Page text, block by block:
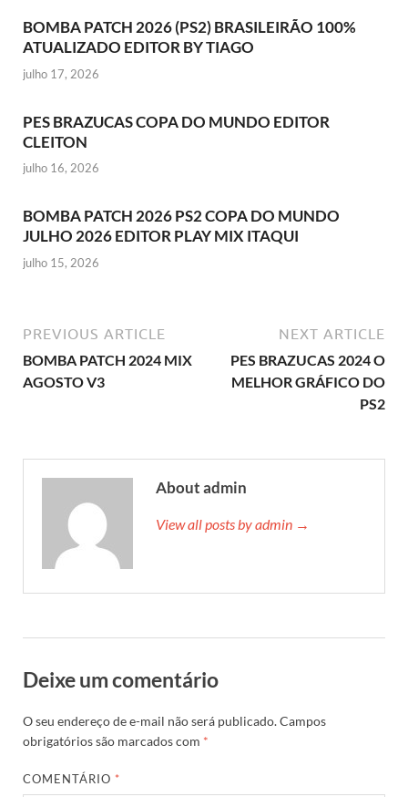
BOMBA PATCH 2026 (PS2) BRASILEIRÃO 100%
ATUALIZADO EDITOR BY TIAGO
julho 17, 2026
PES BRAZUCAS COPA DO MUNDO EDITOR
CLEITON
julho 16, 2026
BOMBA PATCH 2026 PS2 COPA DO MUNDO
JULHO 2026 EDITOR PLAY MIX ITAQUI
julho 15, 2026
PREVIOUS ARTICLE
BOMBA PATCH 2024 MIX
AGOSTO V3
NEXT ARTICLE
PES BRAZUCAS 2024 O
MELHOR GRÁFICO DO
PS2
About admin
View all posts by admin →
Deixe um comentário
O seu endereço de e-mail não será publicado.Campos
obrigatórios são marcados com *
COMENTÁRIO *